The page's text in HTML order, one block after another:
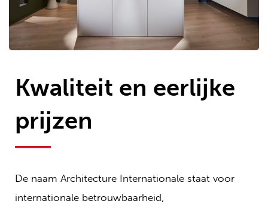
Kwaliteit en eerlijke
prijzen
De naam Architecture Internationale staat voor
internationale betrouwbaarheid,